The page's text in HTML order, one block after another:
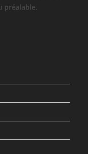
préalable.